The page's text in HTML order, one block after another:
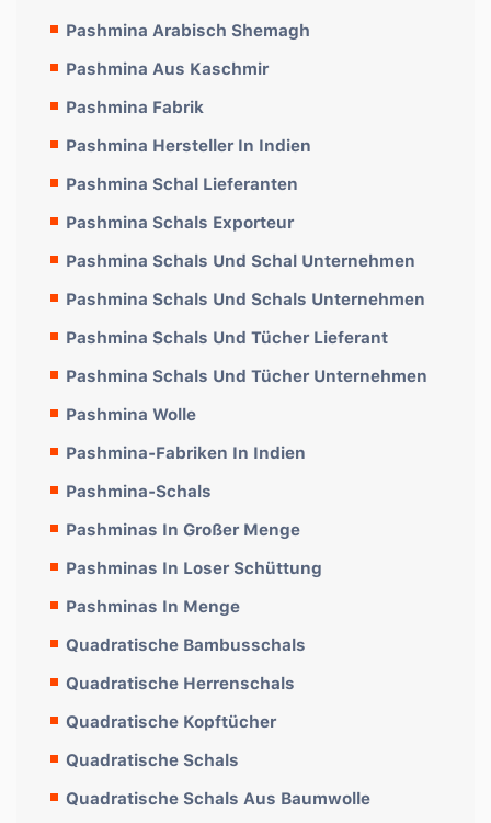
Pashmina Arabisch Shemagh
Pashmina Aus Kaschmir
Pashmina Fabrik
Pashmina Hersteller In Indien
Pashmina Schal Lieferanten
Pashmina Schals Exporteur
Pashmina Schals Und Schal Unternehmen
Pashmina Schals Und Schals Unternehmen
Pashmina Schals Und Tücher Lieferant
Pashmina Schals Und Tücher Unternehmen
Pashmina Wolle
Pashmina-Fabriken In Indien
Pashmina-Schals
Pashminas In Großer Menge
Pashminas In Loser Schüttung
Pashminas In Menge
Quadratische Bambusschals
Quadratische Herrenschals
Quadratische Kopftücher
Quadratische Schals
Quadratische Schals Aus Baumwolle